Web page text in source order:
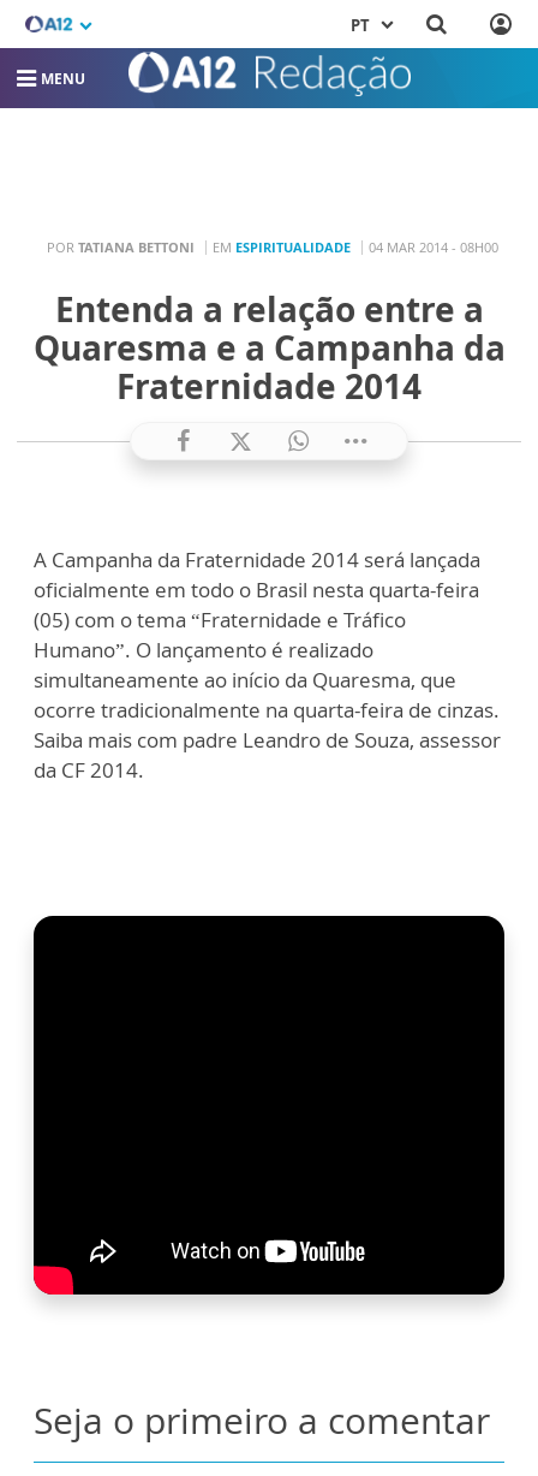
PT
MENU
POR TATIANA BETTONI EM ESPIRITUALIDADE 04 MAR 2014 - 08H00
Entenda a relação entre a
Quaresma e a Campanha da
Fraternidade 2014
A Campanha da Fraternidade 2014 será lançada
oficialmente em todo o Brasil nesta quarta-feira
(05) com o tema “Fraternidade e Tráfico
Humano”. O lançamento é realizado
simultaneamente ao início da Quaresma, que
ocorre tradicionalmente na quarta-feira de cinzas.
Saiba mais com padre Leandro de Souza, assessor
da CF 2014.
Seja o primeiro a comentar